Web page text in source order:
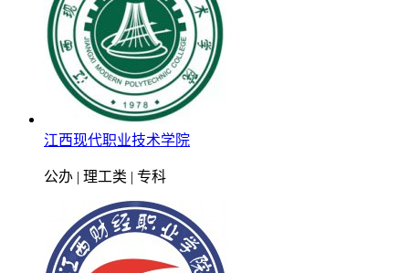
江西现代职业技术学院
公办 | 理工类 | 专科